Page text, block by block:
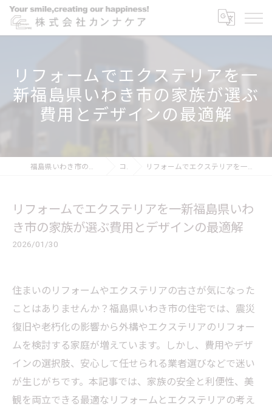
リフォームでエクステリアを一
新福島県いわき市の家族が選ぶ
費用とデザインの最適解
福島県いわき市のリフォームなら株式会社カンナケア コラム リフォームでエクステリアを一新福島県いわき市の家族が選ぶ費用とデザインの最適解
リフォームでエクステリアを一新福島県いわ
き市の家族が選ぶ費用とデザインの最適解
2026/01/30
住まいのリフォームやエクステリアの古さが気になった
ことはありませんか？福島県いわき市の住宅では、震災
復旧や老朽化の影響から外構やエクステリアのリフォー
ムを検討する家庭が増えています。しかし、費用やデザ
インの選択肢、安心して任せられる業者選びなどで迷い
が生じがちです。本記事では、家族の安全と利便性、美
観を両立できる最適なリフォームとエクステリアの考え